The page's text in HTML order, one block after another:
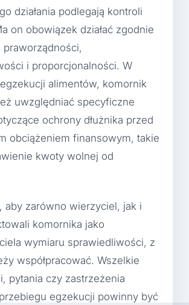
działania podlegają kontroli
on obowiązek działać zgodnie
praworządności,
i proporcjonalności. W
alimentów, komornik
uwzględniać specyficzne
ochrony dłużnika przed
obciążeniem finansowym, takie
kwoty wolnej od
aby zarówno wierzyciel, jak i
komornika jako
wymiaru sprawiedliwości, z
współpracować. Wszelkie
pytania czy zastrzeżenia
egzekucji powinny być